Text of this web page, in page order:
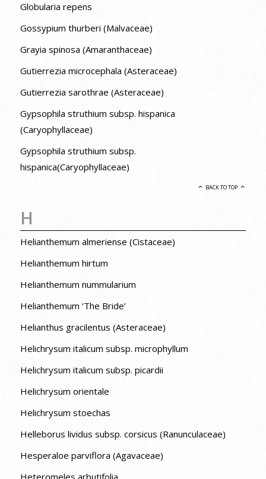
Globularia repens
Gossypium thurberi (Malvaceae)
Grayia spinosa (Amaranthaceae)
Gutierrezia microcephala (Asteraceae)
Gutierrezia sarothrae (Asteraceae)
Gypsophila struthium subsp. hispanica
(Caryophyllaceae)
Gypsophila struthium subsp.
hispanica(Caryophyllaceae)
BACK TO TOP
H
Helianthemum almeriense (Cistaceae)
Helianthemum hirtum
Helianthemum nummularium
Helianthemum ‘The Bride’
Helianthus gracilentus (Asteraceae)
Helichrysum italicum subsp. microphyllum
Helichrysum italicum subsp. picardii
Helichrysum orientale
Helichrysum stoechas
Helleborus lividus subsp. corsicus (Ranunculaceae)
Hesperaloe parviflora (Agavaceae)